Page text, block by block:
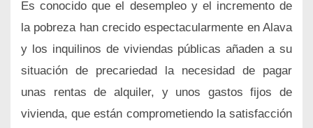
Es conocido que el desempleo y el incremento de
la pobreza han crecido espectacularmente en Alava
y los inquilinos de viviendas públicas añaden a su
situación de precariedad la necesidad de pagar
unas rentas de alquiler, y unos gastos fijos de
vivienda, que están comprometiendo la satisfacción